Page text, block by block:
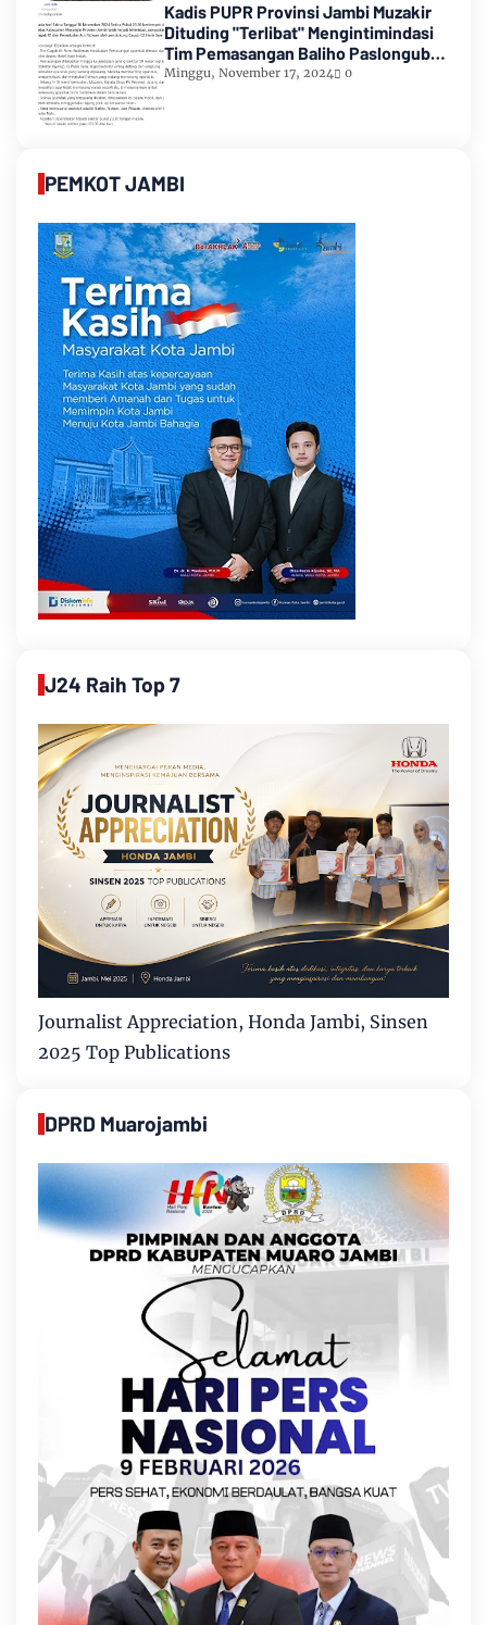
Kadis PUPR Provinsi Jambi Muzakir
Dituding "Terlibat" Mengintimindasi
Tim Pemasangan Baliho Paslongub
Romi-Sudirman
Minggu, November 17, 2024 0
PEMKOT JAMBI
J24 Raih Top 7
Journalist Appreciation, Honda Jambi, Sinsen
2025 Top Publications
DPRD Muarojambi